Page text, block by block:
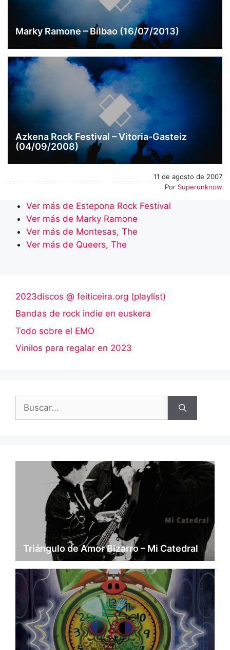
Marky Ramone – Bilbao (16/07/2013)
Azkena Rock Festival – Vitoria-Gasteiz
(04/09/2008)
11 de agosto de 2007
Por Superunknow
Ver más de Estepona Rock Festival
Ver más de Marky Ramone
Ver más de Montesas, The
Ver más de Queers, The
2023discos @ feiticeira.org (playlist)
Bandas de rock indie en euskera
Todo sobre el EMO
Vinilos para regalar en 2023
Buscar:
Triángulo de Amor Bizarro – Mi Catedral